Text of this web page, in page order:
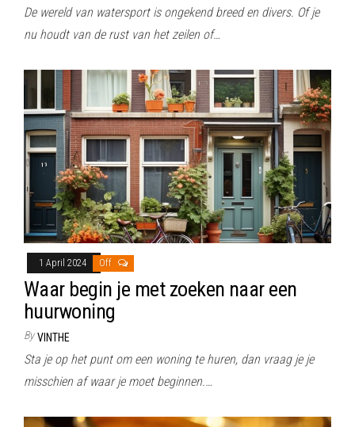
De wereld van watersport is ongekend breed en divers. Of je
nu houdt van de rust van het zeilen of…
1 April 2024 Off
Waar begin je met zoeken naar een
huurwoning
By VINTHE
Sta je op het punt om een woning te huren, dan vraag je je
misschien af waar je moet beginnen.…